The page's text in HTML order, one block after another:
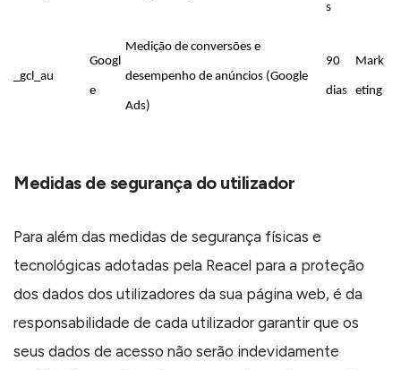
s
_gcl_au
Googl
e
Medição de conversões e
desempenho de anúncios (Google
Ads)
90
dias
Mark
eting
Medidas de segurança do utilizador
Para além das medidas de segurança físicas e
tecnológicas adotadas pela Reacel para a proteção
dos dados dos utilizadores da sua página web, é da
responsabilidade de cada utilizador garantir que os
seus dados de acesso não serão indevidamente